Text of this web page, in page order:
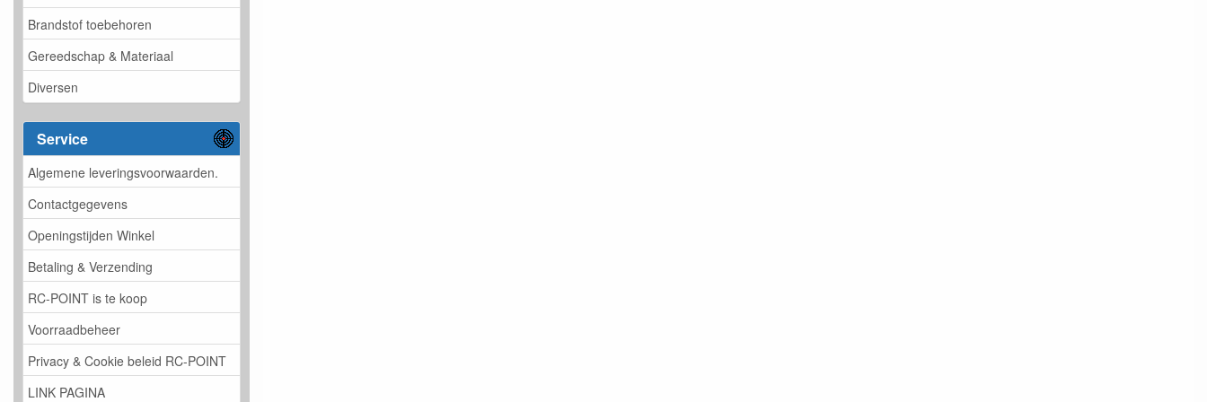
Brandstof toebehoren
Gereedschap & Materiaal
Diversen
Service
Algemene leveringsvoorwaarden.
Contactgegevens
Openingstijden Winkel
Betaling & Verzending
RC-POINT is te koop
Voorraadbeheer
Privacy & Cookie beleid RC-POINT
LINK PAGINA